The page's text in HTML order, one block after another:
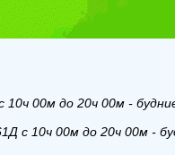
00м до 20ч 00м -
с 10ч 00м до 20ч 00м -